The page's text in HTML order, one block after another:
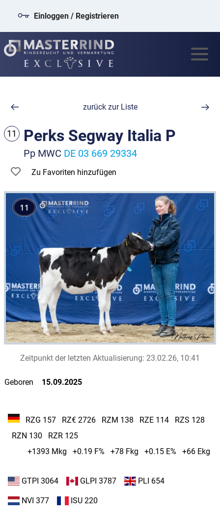
Einloggen / Registrieren
zurück zur Liste
11 Perks Segway Italia P
Pp MWC DE 03 669 29334
Zu Favoriten hinzufügen
Zeitpunkt der letzten Aktualisierung: 23.02.26, 10:41
Geboren 15.09.2025
RZG 157 RZ€ 2726 RZM 138 RZE 114
RZS 128
RZN 130
RZR 125
+1393 Mkg
+0.19 F% +78 Fkg +0.15 E% +66 Ekg
GTPI 3064 GLPI 3787 PLI 654
NVI 377 ISU 220